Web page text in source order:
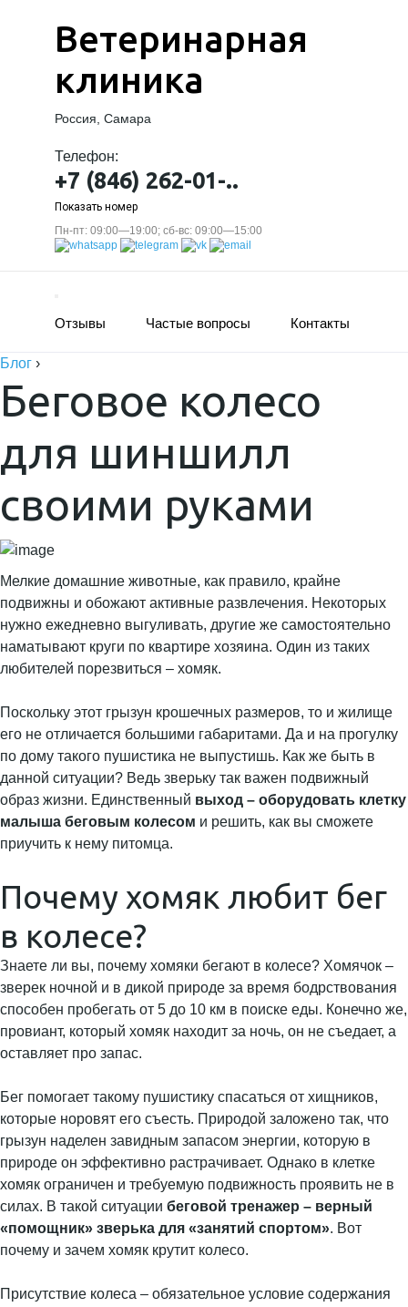
Ветеринарная
клиника
Россия, Самара
Телефон:
+7 (846) 262-01-..
Показать номер
Пн-пт: 09:00—19:00; сб-вс: 09:00—15:00
Отзывы Частые вопросы Контакты
Блог ›
Беговое колесо
для шиншилл
своими руками
Мелкие домашние животные, как правило, крайне
подвижны и обожают активные развлечения. Некоторых
нужно ежедневно выгуливать, другие же самостоятельно
наматывают круги по квартире хозяина. Один из таких
любителей порезвиться – хомяк.
Поскольку этот грызун крошечных размеров, то и жилище
его не отличается большими габаритами. Да и на прогулку
по дому такого пушистика не выпустишь. Как же быть в
данной ситуации? Ведь зверьку так важен подвижный
образ жизни. Единственный выход – оборудовать клетку
малыша беговым колесом и решить, как вы сможете
приучить к нему питомца.
Почему хомяк любит бег
в колесе?
Знаете ли вы, почему хомяки бегают в колесе? Хомячок –
зверек ночной и в дикой природе за время бодрствования
способен пробегать от 5 до 10 км в поиске еды. Конечно же,
провиант, который хомяк находит за ночь, он не съедает, а
оставляет про запас.
Бег помогает такому пушистику спасаться от хищников,
которые норовят его съесть. Природой заложено так, что
грызун наделен завидным запасом энергии, которую в
природе он эффективно растрачивает. Однако в клетке
хомяк ограничен и требуемую подвижность проявить не в
силах. В такой ситуации беговой тренажер – верный
«помощник» зверька для «занятий спортом». Вот
почему и зачем хомяк крутит колесо.
Присутствие колеса – обязательное условие содержания